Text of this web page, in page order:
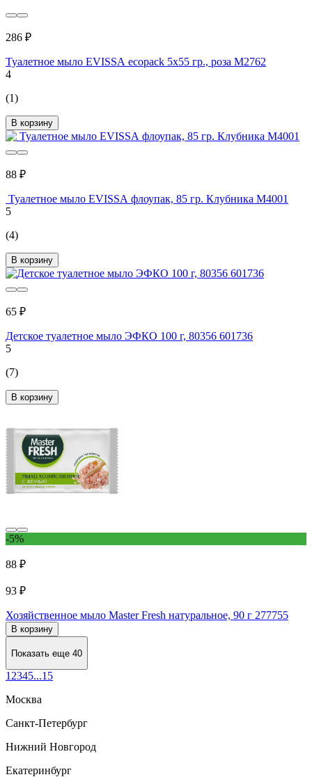
286 ₽
Туалетное мыло EVISSА ecopack 5x55 гр., роза М2762
4
(1)
В корзину
88 ₽
Туалетное мыло EVISSА флоупак, 85 гр. Клубника М4001
5
(4)
В корзину
65 ₽
Детское туалетное мыло ЭФКО 100 г, 80356 601736
5
(7)
В корзину
-5%
88 ₽
93 ₽
Хозяйственное мыло Master Fresh натуральное, 90 г 277755
В корзину
Показать еще 40
1 2345...15
Москва
Санкт-Петербург
Нижний Новгород
Екатеринбург